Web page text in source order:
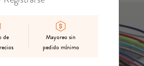
de
Mayoreo sin
pedido mínimo